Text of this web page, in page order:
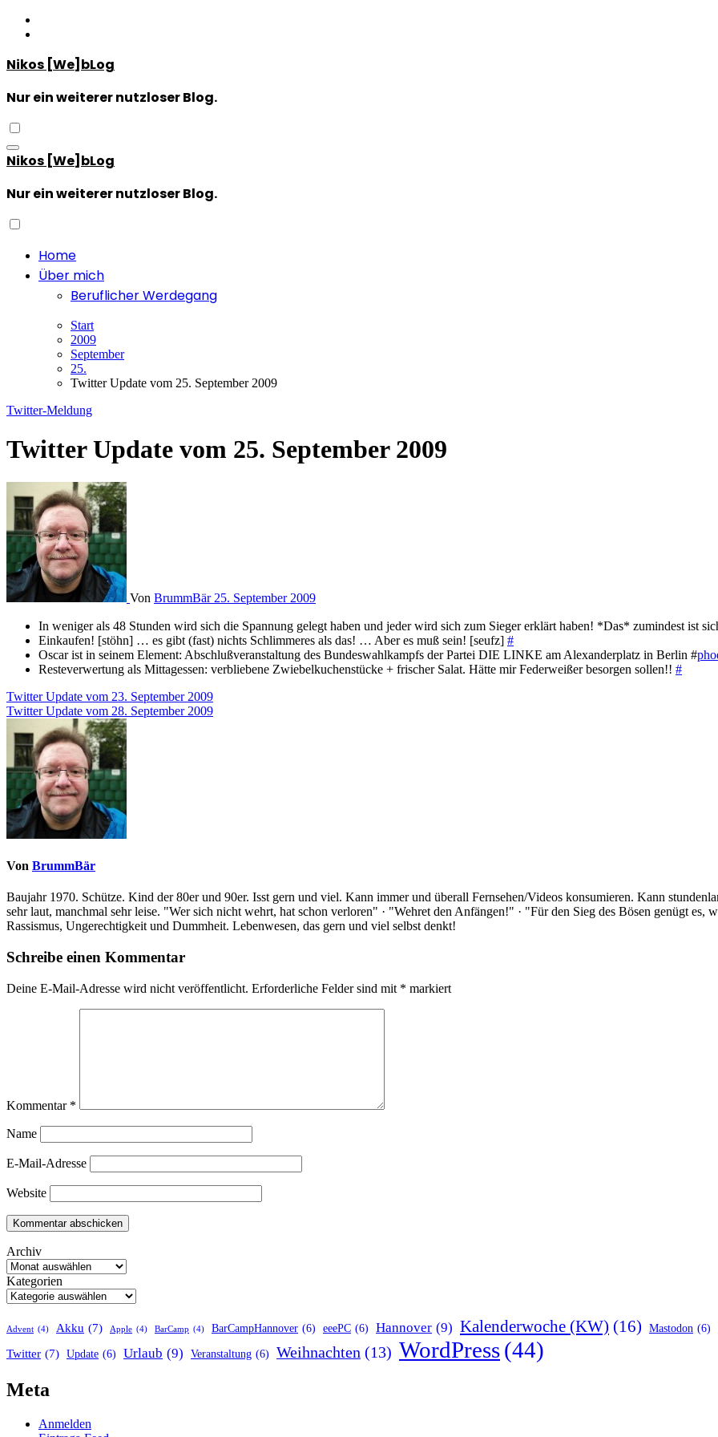
Zum
Inhalt
Nikos [We]bLog
Nur ein weiterer nutzloser Blog.
Nikos [We]bLog
Nur ein weiterer nutzloser Blog.
Home
Über mich
Beruflicher Werdegang
Start
2009
September
25.
Twitter Update vom 25. September 2009
Twitter-Meldung
Twitter Update vom 25. September 2009
Von BrummBär 25. September 2009
In weniger als 48 Stunden wird sich die Spannung gelegt haben und jeder wird sich zum Sieger erklärt haben! *Das* zumindest ist
Einkaufen! [stöhn] … es gibt (fast) nichts Schlimmeres als das! … Aber es muß sein! [seufz] #
Oscar ist in seinem Element: Abschlußveranstaltung des Bundeswahlkampfs der Partei DIE LINKE am Alexanderplatz in Berlin #
Resteverwertung als Mittagessen: verbliebene Zwiebelkuchenstücke + frischer Salat. Hätte mir Federweißer besorgen sollen!! #
Beitragsnavigation
Twitter Update vom 23. September 2009
Twitter Update vom 28. September 2009
Von BrummBär
Baujahr 1970. Schütze. Kind der 80er und 90er. Isst gern und viel. Kann immer und überall Fernsehen/Videos konsumieren. Kann
sehr laut, manchmal sehr leise. "Wer sich nicht wehrt, hat schon verloren" · "Wehret den Anfängen!" · "Für den Sieg des Bösen genügt es,
Rassismus, Ungerechtigkeit und Dummheit. Lebenwesen, das gern und viel selbst denkt!
Schreibe einen Kommentar
Deine E-Mail-Adresse wird nicht veröffentlicht. Erforderliche Felder sind mit * markiert
Kommentar *
Name
E-Mail-Adresse
Website
Archiv
Kategorien
Advent (4) Akku (7) Apple (4) BarCamp (4) BarCampHannover (6) eeePC (6) Hannover (9) Kalenderwoche (KW) (16) Mastodon (6)
Twitter (7) Update (6) Urlaub (9) Veranstaltung (6) Weihnachten (13) WordPress(44)
Meta
Anmelden